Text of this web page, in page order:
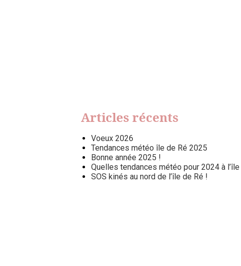
Articles récents
Voeux 2026
Tendances météo île de Ré 2025
Bonne année 2025 !
Quelles tendances météo pour 2024 à l’île
SOS kinés au nord de l’île de Ré !